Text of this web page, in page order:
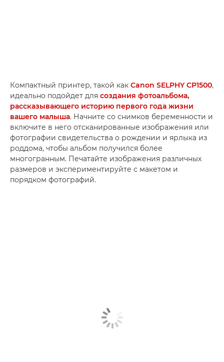
Компактный принтер, такой как Canon SELPHY CP1500,
идеально подойдет для создания фотоальбома,
рассказывающего историю первого года жизни
вашего малыша. Начните со снимков беременности и
включите в него отсканированные изображения или
фотографии свидетельства о рождении и ярлыка из
роддома, чтобы альбом получился более
многогранным. Печатайте изображения различных
размеров и экспериментируйте с макетом и
порядком фотографий.